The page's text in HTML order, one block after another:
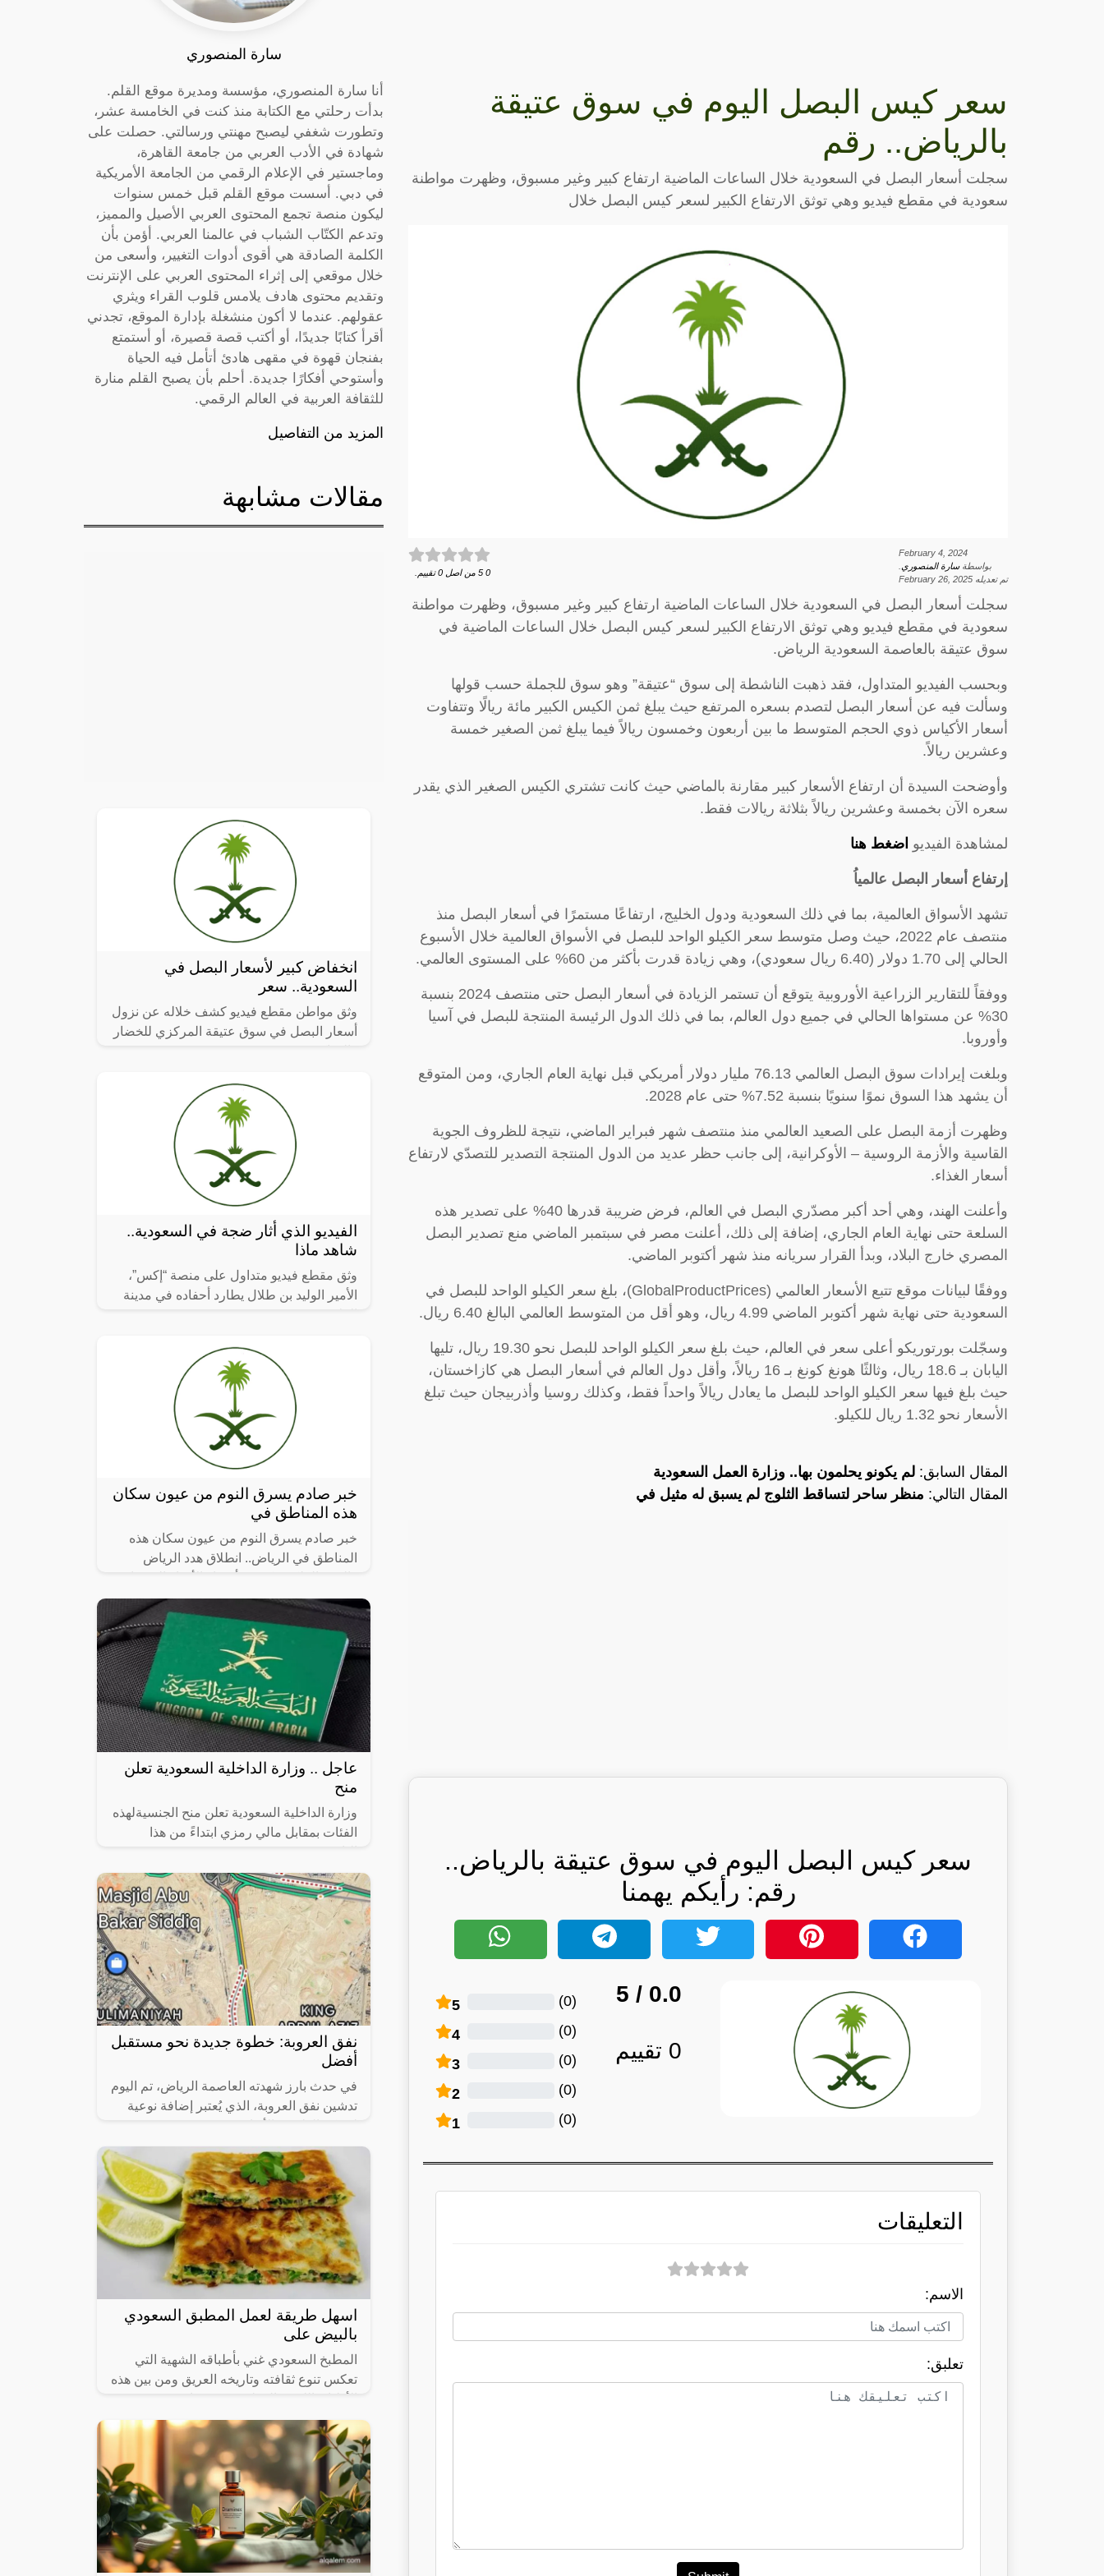
سعر كيس البصل اليوم في سوق عتيقة
بالرياض.. رقم
سجلت أسعار البصل في السعودية خلال الساعات الماضية ارتفاع كبير وغير مسبوق، وظهرت مواطنة
سعودية في مقطع فيديو وهي توثق الارتفاع الكبير لسعر كيس البصل خلال
February 4, 2024
بواسطةسارة المنصوري
تم تعديله February 26, 2025
0
5 من اصل 0 تقييم.
سجلت أسعار البصل في السعودية خلال الساعات الماضية ارتفاع كبير وغير مسبوق، وظهرت مواطنة
سعودية في مقطع فيديو وهي توثق الارتفاع الكبير لسعر كيس البصل خلال الساعات الماضية في
سوق عتيقة بالعاصمة السعودية الرياض.
وبحسب الفيديو المتداول، فقد ذهبت الناشطة إلى سوق “عتيقة” وهو سوق للجملة حسب قولها
وسألت فيه عن أسعار البصل لتصدم بسعره المرتفع حيث يبلغ ثمن الكيس الكبير مائة ريالًا وتتفاوت
أسعار الأكياس ذوي الحجم المتوسط ما بين أربعون وخمسون ريالاً فيما يبلغ ثمن الصغير خمسة
وعشرين ريالاً.
وأوضحت السيدة أن ارتفاع الأسعار كبير مقارنة بالماضي حيث كانت تشتري الكيس الصغير الذي يقدر
سعره الآن بخمسة وعشرين ريالاً بثلاثة ريالات فقط.
لمشاهدة الفيديو اضغط هنا
إرتفاع أسعار البصل عالمياُ
تشهد الأسواق العالمية، بما في ذلك السعودية ودول الخليج، ارتفاعًا مستمرًا في أسعار البصل منذ
منتصف عام 2022، حيث وصل متوسط سعر الكيلو الواحد للبصل في الأسواق العالمية خلال الأسبوع
الحالي إلى 1.70 دولار (6.40 ريال سعودي)، وهي زيادة قدرت بأكثر من 60% على المستوى العالمي.
ووفقاً للتقارير الزراعية الأوروبية يتوقع أن تستمر الزيادة في أسعار البصل حتى منتصف 2024 بنسبة
30% عن مستواها الحالي في جميع دول العالم، بما في ذلك الدول الرئيسة المنتجة للبصل في آسيا
وأوروبا.
وبلغت إيرادات سوق البصل العالمي 76.13 مليار دولار أمريكي قبل نهاية العام الجاري، ومن المتوقع
أن يشهد هذا السوق نموًا سنويًا بنسبة 7.52% حتى عام 2028.
وظهرت أزمة البصل على الصعيد العالمي منذ منتصف شهر فبراير الماضي، نتيجة للظروف الجوية
القاسية والأزمة الروسية – الأوكرانية، إلى جانب حظر عديد من الدول المنتجة التصدير للتصدّي لارتفاع
أسعار الغذاء.
وأعلنت الهند، وهي أحد أكبر مصدّري البصل في العالم، فرض ضريبة قدرها 40% على تصدير هذه
السلعة حتى نهاية العام الجاري، إضافة إلى ذلك، أعلنت مصر في سبتمبر الماضي منع تصدير البصل
المصري خارج البلاد، وبدأ القرار سريانه منذ شهر أكتوبر الماضي.
ووفقًا لبيانات موقع تتبع الأسعار العالمي (GlobalProductPrices)، بلغ سعر الكيلو الواحد للبصل في
السعودية حتى نهاية شهر أكتوبر الماضي 4.99 ريال، وهو أقل من المتوسط العالمي البالغ 6.40 ريال.
وسجّلت بورتوريكو أعلى سعر في العالم، حيث بلغ سعر الكيلو الواحد للبصل نحو 19.30 ريال، تليها
اليابان بـ 18.6 ريال، وثالثًا هونغ كونغ بـ 16 ريالاً، وأقل دول العالم في أسعار البصل هي كازاخستان،
حيث بلغ فيها سعر الكيلو الواحد للبصل ما يعادل ريالاً واحداً فقط، وكذلك روسيا وأذربيجان حيث تبلغ
الأسعار نحو 1.32 ريال للكيلو.
المقال السابق: لم يكونو يحلمون بها.. وزارة العمل السعودية
المقال التالي: منظر ساحر لتساقط الثلوج لم يسبق له مثيل في
سعر كيس البصل اليوم في سوق عتيقة بالرياض..
رقم: رأيكم يهمنا
0.0
/ 5
0 تقييم
5 (
0
)
4 (
0
)
3 (
0
)
2 (
0
)
1 (
0
)
التعليقات
الاسم:
تعلبق:
سارة المنصوري
أنا سارة المنصوري، مؤسسة ومديرة موقع القلم.
بدأت رحلتي مع الكتابة منذ كنت في الخامسة عشر،
وتطورت شغفي ليصبح مهنتي ورسالتي. حصلت على
شهادة في الأدب العربي من جامعة القاهرة،
وماجستير في الإعلام الرقمي من الجامعة الأمريكية
في دبي. أسست موقع القلم قبل خمس سنوات
ليكون منصة تجمع المحتوى العربي الأصيل والمميز،
وتدعم الكتّاب الشباب في عالمنا العربي. أؤمن بأن
الكلمة الصادقة هي أقوى أدوات التغيير، وأسعى من
خلال موقعي إلى إثراء المحتوى العربي على الإنترنت
وتقديم محتوى هادف يلامس قلوب القراء ويثري
عقولهم. عندما لا أكون منشغلة بإدارة الموقع، تجدني
أقرأ كتابًا جديدًا، أو أكتب قصة قصيرة، أو أستمتع
بفنجان قهوة في مقهى هادئ أتأمل فيه الحياة
وأستوحي أفكارًا جديدة. أحلم بأن يصبح القلم منارة
للثقافة العربية في العالم الرقمي.
المزيد من التفاصيل
مقالات مشابهة
انخفاض كبير لأسعار البصل في
السعودية.. سعر
وثق مواطن مقطع فيديو كشف خلاله عن نزول
أسعار البصل في سوق عتيقة المركزي للخضار
الفيديو الذي أثار ضجة في السعودية..
شاهد ماذا
وثق مقطع فيديو متداول على منصة “إكس”،
الأمير الوليد بن طلال يطارد أحفاده في مدينة
خبر صادم يسرق النوم من عيون سكان
هذه المناطق في
خبر صادم يسرق النوم من عيون سكان هذه
المناطق في الرياض.. انطلاق هدد الرياض
التي سيتم إزالتها، حيث أن أماكن إزالة
عاجل .. وزارة الداخلية السعودية تعلن
منح
وزارة الداخلية السعودية تعلن منح الجنسيةلهذه
الفئات بمقابل مالي رمزي ابتداءً من هذا
نفق العروبة: خطوة جديدة نحو مستقبل
أفضل
في حدث بارز شهدته العاصمة الرياض، تم اليوم
تدشين نفق العروبة، الذي يُعتبر إضافة نوعية
الملك سلمان العملاق. هذا المشروع لا
اسهل طريقة لعمل المطبق السعودي
بالبيض على
المطبخ السعودي غني بأطباقه الشهية التي
تعكس تنوع ثقافته وتاريخه العريق ومن بين هذه
رقيقة محشوة بالبيض واللحم المفروم